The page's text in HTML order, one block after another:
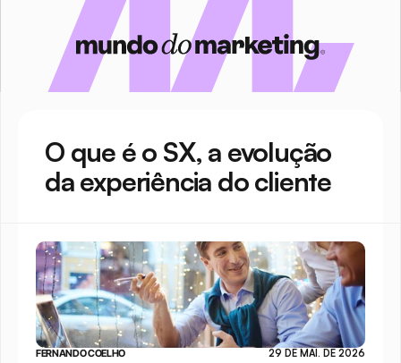
O que é o SX, a evolução
da experiência do cliente
FERNANDO COELHO 29 DE MAI. DE 2026